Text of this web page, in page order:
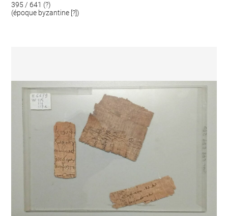
395 / 641 (?)
(époque byzantine [?])